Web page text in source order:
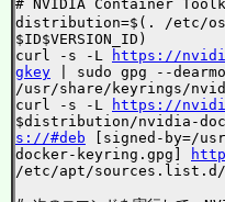
# NVIDIA Container Toolkit
distribution=$(. /etc/
$ID$VERSION_ID)
curl -s -L
https://
gkey | sudo gpg --
/usr/share/keyrings/
curl -s -L
https://
$distribution/nvidia-
s://#deb [signed-by=/
docker-keyring.gpg]
/etc/apt/